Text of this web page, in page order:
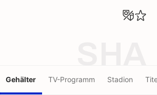
Gehälter TV-Programm Stadion